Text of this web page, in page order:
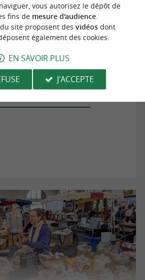
vous autorisez le dépôt de
fins de mesure d'audience.
site proposent des vidéosdont
également des cookies.
EN SAVOIR PLUS
J'ACCEPTE